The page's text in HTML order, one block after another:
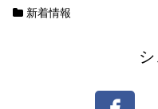
新着情報